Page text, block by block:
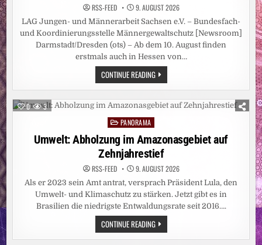
RSS-FEED 9. AUGUST 2026
LAG Jungen- und Männerarbeit Sachsen e.V. – Bundesfach-
und Koordinierungsstelle Männergewaltschutz [Newsroom]
Darmstadt/Dresden (ots) – Ab dem 10. August finden
erstmals auch in Hessen von…
CONTINUE READINGERSTE
MÄNNERSCHUTZWOHNUNG
IN
ERÖFFNET
–
BEIM
AUSBAU
DES
GEWALTSCHUTZES
FÜR
MÄNNER
0 3
PostedPANORAMA
Umwelt: Abholzung im Amazonasgebiet auf
Zehnjahrestief
RSS-FEED 9. AUGUST 2026
Als er 2023 sein Amt antrat, versprach Präsident Lula, den
Umwelt- und Klimaschutz zu stärken. Jetzt gibt es in
Brasilien die niedrigste Entwaldungsrate seit 2016….
CONTINUE READINGUMWELT:
ABHOLZUNG
IM